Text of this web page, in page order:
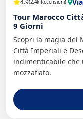
4.9(2.4k Recensioni)
Tour Marocco
9 Giorni
Scopri la magia del
Città Imperiali e
indimenticabile che
mozzafiato.